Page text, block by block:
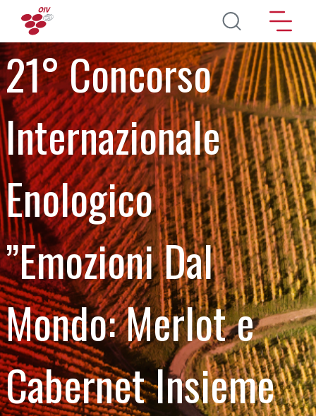
Pasar al contenido principal
21° Concorso
Internazionale
Enologico
”Emozioni Dal
Mondo: Merlot e
Cabernet Insieme